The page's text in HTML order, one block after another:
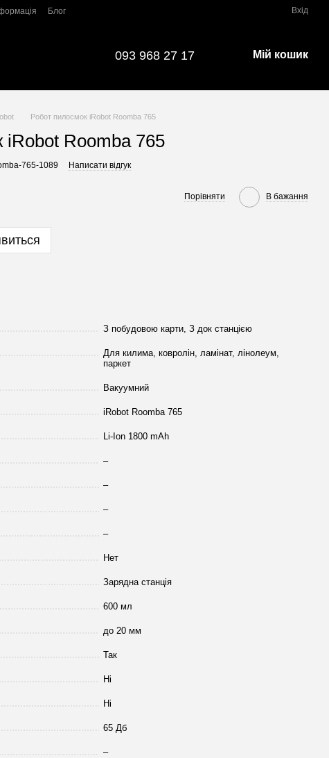
Блог Вхід
093 968 27 17 Мій кошик
Робот пилосмок iRobot Roomba 765
iRobot Roomba 765
765-1089 Написати відгук
Порівняти В бажання
З побудовою карти, З док станцією
Для килима, ковролін, ламінат, лінолеум,
паркет
Вакуумний
iRobot Roomba 765
Li-Ion 1800 mAh
–
–
–
–
Нет
Зарядна станція
600 мл
до 20 мм
Так
Ні
Ні
65 Дб
–